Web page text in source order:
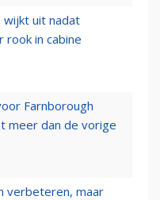
wijkt uit nadat
in cabine
Farnborough
meer dan de vorige
verbeteren, maar